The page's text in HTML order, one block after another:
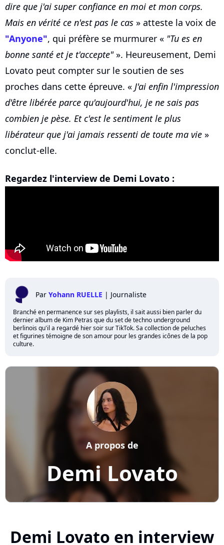
dire que j'ai super confiance en moi et mon corps.
Mais en vérité ce n'est pas le cas » atteste la voix de
"Anyone", qui préfère se murmurer « "Tu es en
bonne santé et je t'accepte"». Heureusement, Demi
Lovato peut compter sur le soutien de ses
proches dans cette épreuve. « J'ai enfin l'impression
d'être libérée parce qu'aujourd'hui, je ne sais pas
combien je pèse. Et c'est le sentiment le plus
libérateur que j'ai jamais ressenti de toute ma vie »
conclut-elle.
Regardez l'interview de Demi Lovato :
Par Yohann RUELLE | Journaliste
Branché en permanence sur ses playlists, il sait aussi bien parler du
dernier album de Kim Petras que du set de techno underground
berlinois qu'il a regardé hier soir sur TikTok. Sa collection de peluches
et figurines témoigne de son amour pour les grandes icônes de la pop
culture.
Demi Lovato
A propos de
Demi Lovato en interview